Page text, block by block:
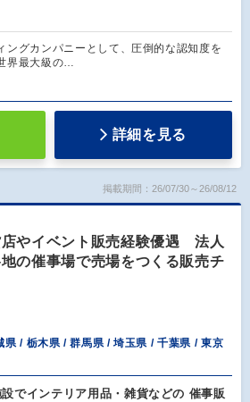
グカンパニーとして、圧倒的な認知度を
界最大級の…
詳細を見る
掲載期間：26/07/30～26/08/12
店やイベント販売経験優遇 法人
の催事場で売場をつくる販売チ
県 / 栃木県 / 群馬県 / 埼玉県 / 千葉県 / 東京
でインテリア用品・雑貨などの 催事販